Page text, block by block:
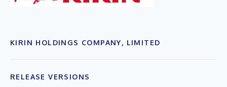
KIRIN HOLDINGS COMPANY, LIMITED
RELEASE VERSIONS